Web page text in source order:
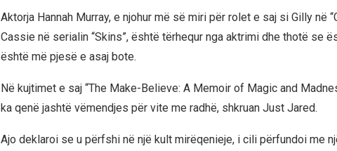
Aktorja Hannah Murray, e njohur më së miri për rolet e saj si Gilly në
Cassie në serialin “Skins”, është tërhequr nga aktrimi dhe thotë se
është më pjesë e asaj bote.
Në kujtimet e saj “The Make-Believe: A Memoir of Magic and
ka qenë jashtë vëmendjes për vite me radhë, shkruan Just Jared.
Ajo deklaroi se u përfshi në një kult mirëqenieje, i cili përfundoi me